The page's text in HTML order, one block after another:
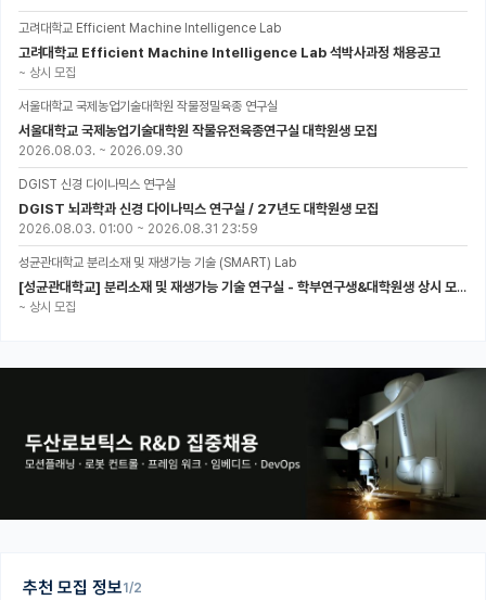
추천 모집 정보1/2
고려대학교 Efficient Machine Intelligence Lab
고려대학교 Efficient Machine Intelligence Lab 석박사과정 채용공고
~ 상시 모집
서울대학교 국제농업기술대학원 작물정밀육종 연구실
서울대학교 국제농업기술대학원 작물유전육종연구실 대학원생 모집
2026.08.03. ~ 2026.09.30
DGIST 신경 다이나믹스 연구실
DGIST 뇌과학과 신경 다이나믹스 연구실 / 27년도 대학원생 모집
2026.08.03. 01:00 ~ 2026.08.31 23:59
성균관대학교 분리소재 및 재생가능 기술 (SMART) Lab
[성균관대학교] 분리소재 및 재생가능 기술 연구실 - 학부연구생&대학원생 상시 모집 (미래에너지공학과)
~ 상시 모집